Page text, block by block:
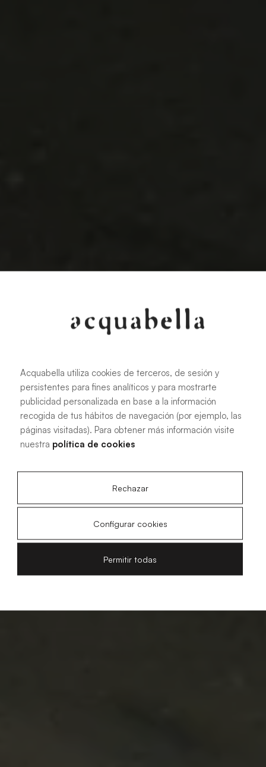
Nouvelles et tendances
Acquabella utiliza cookies de terceros, de sesión y
persistentes para fines analíticos y para mostrarte
publicidad personalizada en base a la información
recogida de tus hábitos de navegación (por ejemplo, las
páginas visitadas). Para obtener más información visite
nuestra política de cookies
Rechazar
Configurar cookies
Permitir todas